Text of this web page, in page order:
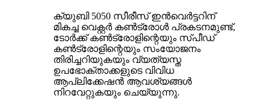
ക്യുബി 5050 സീരീസ് ഇൻവെർട്ടറിന്
മികച്ച വെക്റ്റർ കൺട്രോൾ പ്രകടനമുണ്ട്,
ടോർക്ക് കൺട്രോളിന്റെയും സ്പീഡ്
കൺട്രോളിന്റെയും സംയോജനം
തിരിച്ചറിയുകയും വ്യത്യസ്ത
ഉപഭോക്താക്കളുടെ വിവിധ
ആപ്ലിക്കേഷൻ ആവശ്യങ്ങൾ
നിറവേറ്റുകയും ചെയ്യുന്നു.